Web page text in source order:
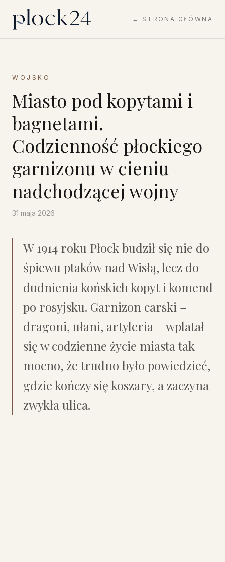
← STRONA GŁÓWNA
WOJSKO
Miasto pod kopytami i
bagnetami.
Codzienność płockiego
garnizonu w cieniu
nadchodzącej wojny
31 maja 2026
W 1914 roku Płock budził się nie do
śpiewu ptaków nad Wisłą, lecz do
dudnienia końskich kopyt i komend
po rosyjsku. Garnizon carski –
dragoni, ułani, artyleria – wplatał
się w codzienne życie miasta tak
mocno, że trudno było powiedzieć,
gdzie kończy się koszary, a zaczyna
zwykła ulica.